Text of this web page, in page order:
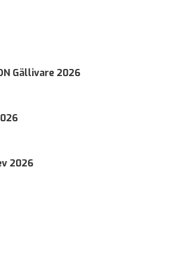
Gällivare 2026
2026